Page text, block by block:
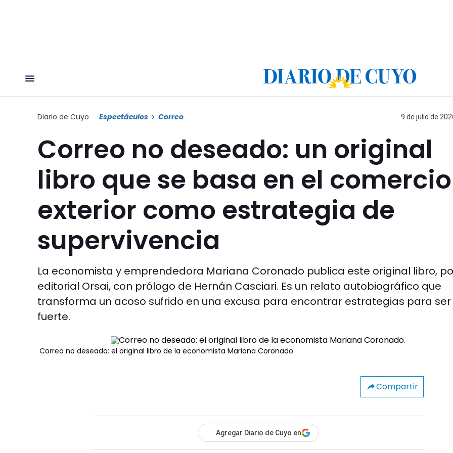
Diario de Cuyo Espectáculos Correo 9 de julio de
Correo no deseado: un original
libro que se basa en el comercio
exterior como estrategia de
supervivencia
La economista y emprendedora Mariana Coronado publica este original libro,
editorial Orsai, con prólogo de Hernán Casciari. Es un relato autobiográfico que
transforma un acoso sufrido en una excusa para encontrar estrategias para
fuerte.
Correo no deseado: el original libro de la economista Mariana Coronado.
Compartir
Agregar Diario de Cuyo en